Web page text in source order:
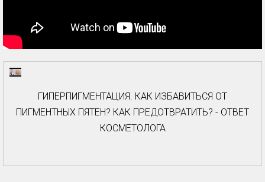
ГИПЕРПИГМЕНТАЦИЯ. КАК ИЗБАВИТЬСЯ ОТ
ПИГМЕНТНЫХ ПЯТЕН? КАК ПРЕДОТВРАТИТЬ? - ОТВЕТ
КОСМЕТОЛОГА